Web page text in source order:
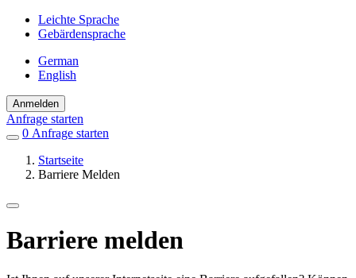
Leichte Sprache
Gebärdensprache
German
English
Anmelden
Anfrage starten
0 Einträge
Favoriten
Anfrage starten
Startseite
Barriere Melden
Barriere melden